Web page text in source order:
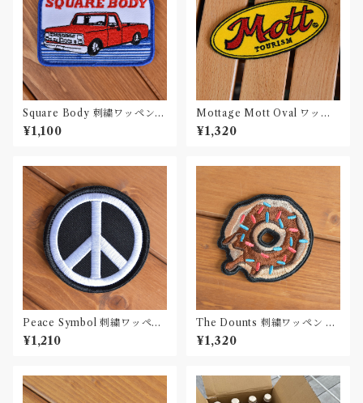
Square Body 刺繍ワッペン P
atch
¥1,100
Mottage Mott Oval ワッペ
ン 刺繍 Patch
¥1,320
Peace Symbol 刺繍ワッペン
Patch
¥1,210
The Dounts 刺繍ワッペン Pa
tch
¥1,320